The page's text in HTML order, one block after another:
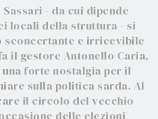
Sassari - da cui dipende
locali della struttura - si
e irricevibile
il gestore Antonello Caria,
forte nostalgia per il
sulla politica sarda. Al
il circolo del vecchio
delle elezioni